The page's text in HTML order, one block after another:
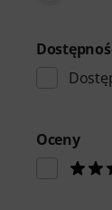
Oceny